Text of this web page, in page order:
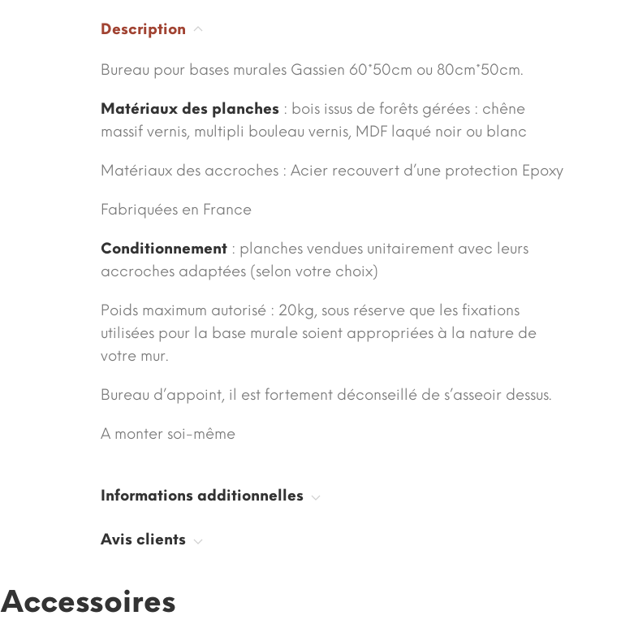
Description
Bureau pour bases murales Gassien 60*50cm ou 80cm*50cm.
Matériaux des planches : bois issus de forêts gérées : chêne
massif vernis, multipli bouleau vernis, MDF laqué noir ou blanc
Matériaux des accroches : Acier recouvert d’une protection Epoxy
Fabriquées en France
Conditionnement : planches vendues unitairement avec leurs
accroches adaptées (selon votre choix)
Poids maximum autorisé : 20kg, sous réserve que les fixations
utilisées pour la base murale soient appropriées à la nature de
votre mur.
Bureau d’appoint, il est fortement déconseillé de s’asseoir dessus.
A monter soi-même
Informations additionnelles
Avis clients
Accessoires